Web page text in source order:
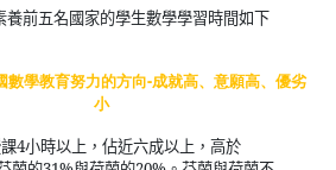
養前五名國家的學生數學學習時間如下
4小時以上，佔近六成以上，高於